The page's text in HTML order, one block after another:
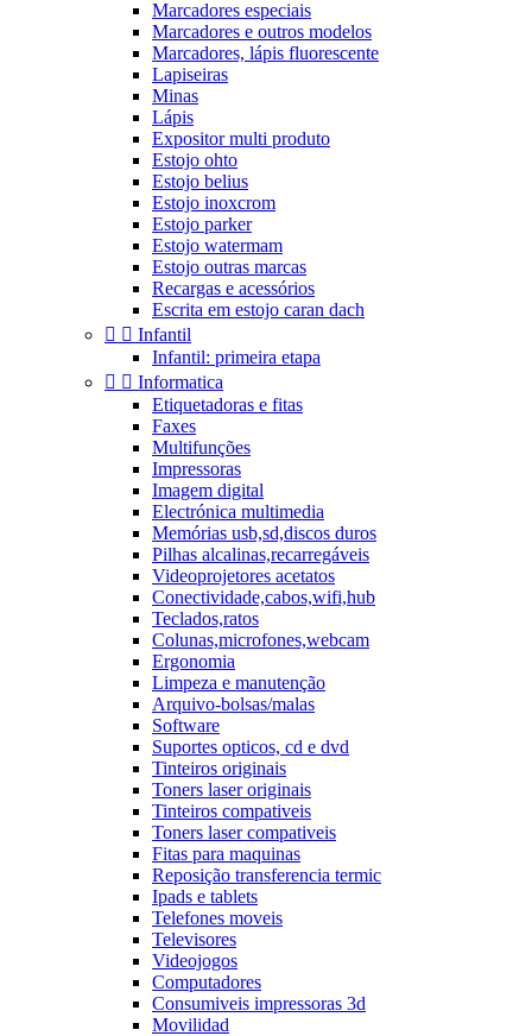
Marcadores especiais
Marcadores e outros modelos
Marcadores, lápis fluorescente
Lapiseiras
Minas
Lápis
Expositor multi produto
Estojo ohto
Estojo belius
Estojo inoxcrom
Estojo parker
Estojo watermam
Estojo outras marcas
Recargas e acessórios
Escrita em estojo caran dach
  Infantil
Infantil: primeira etapa
  Informatica
Etiquetadoras e fitas
Faxes
Multifunções
Impressoras
Imagem digital
Electrónica multimedia
Memórias usb,sd,discos duros
Pilhas alcalinas,recarregáveis
Videoprojetores acetatos
Conectividade,cabos,wifi,hub
Teclados,ratos
Colunas,microfones,webcam
Ergonomia
Limpeza e manutenção
Arquivo-bolsas/malas
Software
Suportes opticos, cd e dvd
Tinteiros originais
Toners laser originais
Tinteiros compativeis
Toners laser compativeis
Fitas para maquinas
Reposição transferencia termic
Ipads e tablets
Telefones moveis
Televisores
Videojogos
Computadores
Consumiveis impressoras 3d
Movilidad